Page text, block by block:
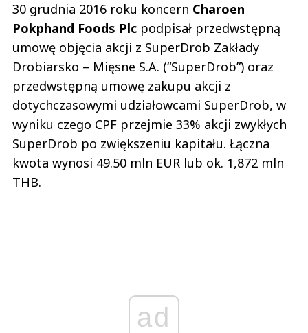
30 grudnia 2016 roku koncern Charoen
Pokphand Foods Plc podpisał przedwstępną
umowę objęcia akcji z SuperDrob Zakłady
Drobiarsko – Mięsne S.A. (“SuperDrob”) oraz
przedwstępną umowę zakupu akcji z
dotychczasowymi udziałowcami SuperDrob, w
wyniku czego CPF przejmie 33% akcji zwykłych
SuperDrob po zwiększeniu kapitału. Łączna
kwota wynosi 49.50 mln EUR lub ok. 1,872 mln
THB.
ad